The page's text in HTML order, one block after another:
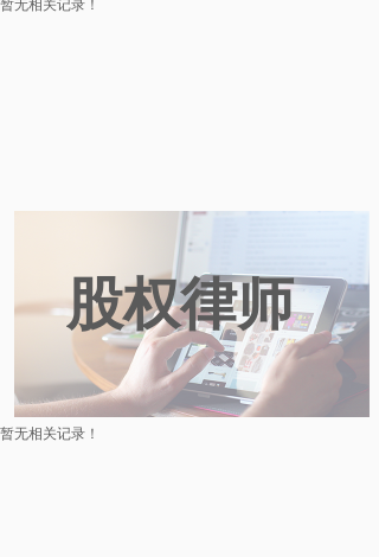
暂无相关记录！
暂无相关记录！
股权律师